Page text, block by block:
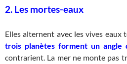
2. Les mortes-eaux
Elles alternent avec les vives eaux
trois planètes forment un angle
contrarient. La mer ne monte pas